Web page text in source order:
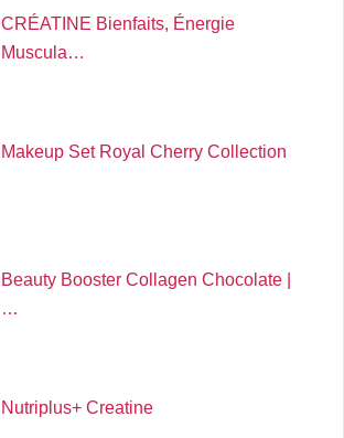
CRÉATINE Bienfaits, Énergie
Muscula…
Makeup Set Royal Cherry Collection
Beauty Booster Collagen Chocolate |
…
Nutriplus+ Creatine